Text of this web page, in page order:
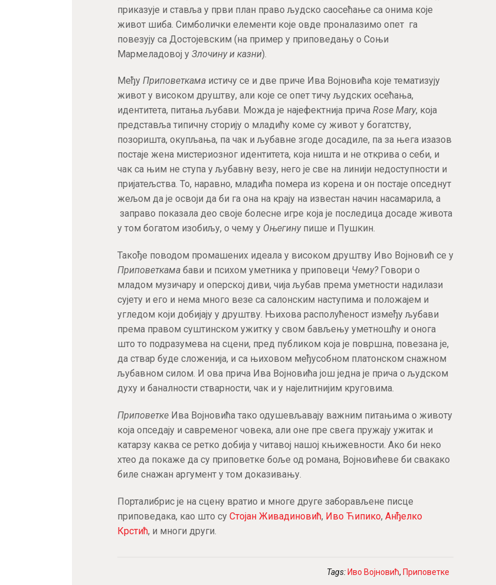
приказује и ставља у први план право људско саосећање са онима које
живот шиба. Симболички елементи које овде проналазимо опет га
повезују са Достојевским (на пример у приповедању о Соњи
Мармеладовој у Злочину и казни).
Међу Приповеткамаистичу се и две приче Ива Војновића које тематизују
живот у високом друштву, али које се опет тичу људских осећања,
идентитета, питања љубави. Можда је најефектнија прича Rose Mary, која
представља типичну сторију о младићу коме су живот у богатству,
позоришта, окупљања, па чак и љубавне згоде досадиле, па за њега изазов
постаје жена мистериозног идентитета, која ништа и не открива о себи, и
чак са њим не ступа у љубавну везу, него је све на линији недоступности и
пријатељства. То, наравно, младића помера из корена и он постаје опседнут
жељом да је освоји да би га она на крају на известан начин насамарила, а
заправо показала део своје болесне игре која је последица досаде живота
у том богатом изобиљу, о чему у Оњегинупише и Пушкин.
Такође поводом промашених идеала у високом друштву Иво Војновић се у
Приповеткамабави и психом уметника у приповеци Чему?Говори о
младом музичару и оперској диви, чија љубав према уметности надилази
сујету и его и нема много везе са салонским наступима и положајем и
угледом који добијају у друштву. Њихова располућеност између љубави
према правом суштинском ужитку у свом бављењу уметношћу и онога
што то подразумева на сцени, пред публиком која је површна, повезана је,
да ствар буде сложенија, и са њиховом међусобном платонском снажном
љубавном силом. И ова прича Ива Војновића још једна је прича о људском
духу и баналности стварности, чак и у најелитнијим круговима.
ПриповеткеИва Војновића тако одушевљавају важним питањима о животу
која опседају и савременог човека, али оне пре свега пружају ужитак и
катарзу каква се ретко добија у читавој нашој књижевности. Ако би неко
хтео да покаже да су приповетке боље од романа, Војновићеве би свакако
биле снажан аргумент у том доказивању.
Порталибрис је на сцену вратио и многе друге заборављене писце
приповедака, као што су Стојан Живадиновић, Иво Ћипико, Анђелко
Крстић, и многи други.
Tags: Иво Војновић, Приповетке
Пријавите се за наш NEWSLETTER и
остварите 15% попуста на већ снижене
цене при првој куповини!
Купон не важи за књиге које су већ на специјалним акцијама